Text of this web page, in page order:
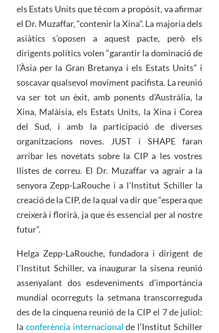
els Estats Units que té com a propòsit, va afirmar
el Dr. Muzaffar, “contenir la Xina”. La majoria dels
asiàtics s’oposen a aquest pacte, però els
dirigents polítics volen “garantir la dominació de
l’Àsia per la Gran Bretanya i els Estats Units” i
soscavar qualsevol moviment pacifista. La reunió
va ser tot un èxit, amb ponents d’Austràlia, la
Xina, Malàisia, els Estats Units, la Xina i Corea
del Sud, i amb la participació de diverses
organitzacions noves. JUST i SHAPE faran
arribar les novetats sobre la CIP a les vostres
llistes de correu. El Dr. Muzaffar va agrair a la
senyora Zepp-LaRouche i a l’Institut Schiller la
creació de la CIP, de la qual va dir que “espera que
creixerà i florirà, ja que és essencial per al nostre
futur”.
Helga Zepp-LaRouche, fundadora i dirigent de
l’Institut Schiller, va inaugurar la sisena reunió
assenyalant dos esdeveniments d’importància
mundial ocorreguts la setmana transcorreguda
des de la cinquena reunió de la CIP el 7 de juliol:
la conferència internacional de l’Institut Schiller